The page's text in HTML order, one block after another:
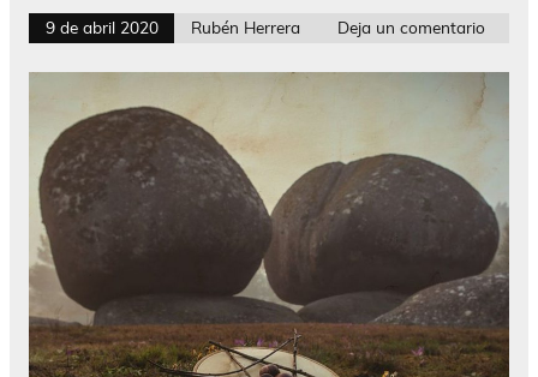
9 de abril 2020 Rubén Herrera Deja un comentario